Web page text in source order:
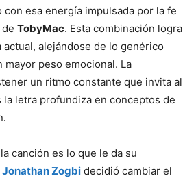
con esa energía impulsada por la fe
TobyMac. Esta combinación logra
alejándose de lo genérico
mayor peso emocional. La
un ritmo constante que invita al
letra profundiza en conceptos de
canción es lo que le da su
Jonathan Zogbi decidió cambiar el